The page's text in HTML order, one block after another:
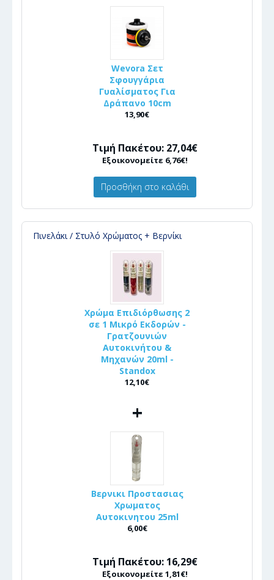
Wevora Σετ
Σφουγγάρια
Γυαλίσματος Για
Δράπανο 10cm
13,90€
Τιμή Πακέτου: 27,04€
Εξοικονομείτε 6,76€!
Προσθήκη στο καλάθι
Πινελάκι / Στυλό Χρώματος + Βερνίκι
Χρώμα Επιδιόρθωσης 2
σε 1 Μικρό Εκδορών -
Γρατζουνιών
Αυτοκινήτου &
Μηχανών 20ml -
Standox
12,10€
+
Βερνικι Προστασιας
Χρωματος
Αυτοκινητου 25ml
6,00€
Τιμή Πακέτου: 16,29€
Εξοικονομείτε 1,81€!